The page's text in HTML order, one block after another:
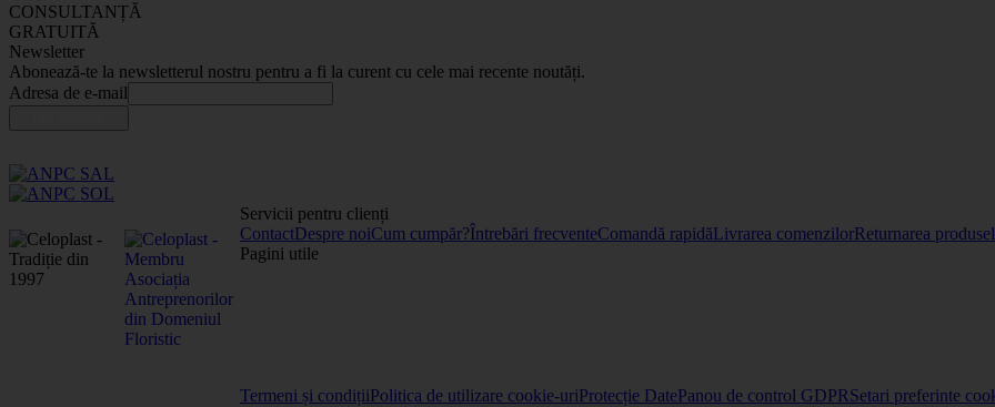
CONSULTANȚĂ
GRATUITĂ
Newsletter
Abonează-te la newsletterul nostru pentru a fi la curent cu cele mai recente noutăți.
Adresa de e-mail
Servicii pentru clienți
ContactDespre noiCum cumpăr?Întrebări frecventeComandă rapidăLivrarea comenzilorReturnarea
Pagini utile
Termeni și condițiiPolitica de utilizare cookie-uriProtecție DatePanou de control GDPRSetari preferinte